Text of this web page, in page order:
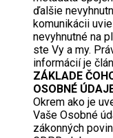
ďalšie
komunikácii
nevyhnutné na
ste Vy a my.
informácií je
ZÁKLADE
OSOBNÉ
Okrem ako je
Vaše Osobné
zákonných